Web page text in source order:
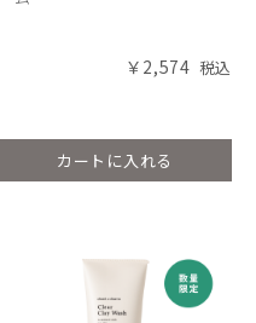
￥2,574
カートに入れる